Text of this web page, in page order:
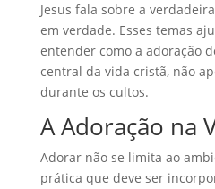
Jesus fala sobre a
em verdade. Esses temas
entender como a adoração
central da vida cristã, não
durante os cultos.
A Adoração na
Adorar não se limita ao
prática que deve ser